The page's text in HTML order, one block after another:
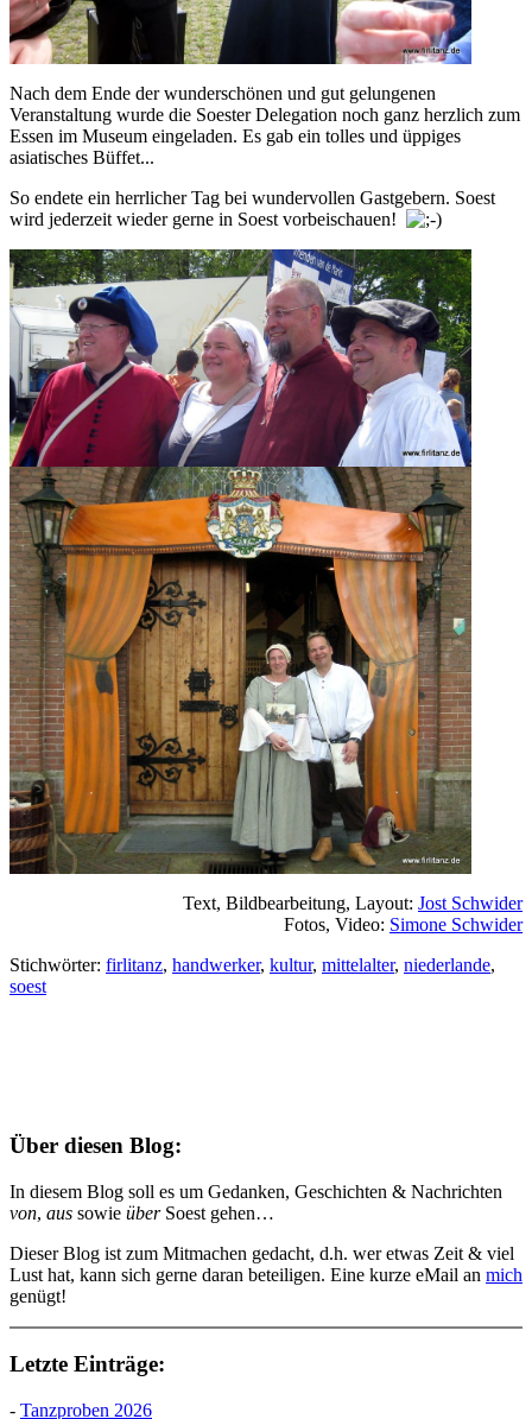
Nach dem Ende der wunderschönen und gut gelungenen
Veranstaltung wurde die Soester Delegation noch ganz herzlich zum
Essen im Museum eingeladen. Es gab ein tolles und üppiges
asiatisches Büffet...
So endete ein herrlicher Tag bei wundervollen Gastgebern. Soest
wird jederzeit wieder gerne in Soest vorbeischauen!
Text, Bildbearbeitung, Layout: Jost Schwider
Fotos, Video: Simone Schwider
Stichwörter: firlitanz, handwerker, kultur, mittelalter, niederlande,
soest
Über diesen Blog:
In diesem Blog soll es um Gedanken, Geschichten & Nachrichten
von, aus sowie überSoest gehen…
Dieser Blog ist zum Mitmachen gedacht, d.h. wer etwas Zeit & viel
Lust hat, kann sich gerne daran beteiligen. Eine kurze eMail an mich
genügt!
Letzte Einträge:
- Tanzproben 2026